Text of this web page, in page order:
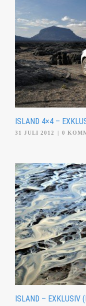
ISLAND 4×4 –
31 JULI 2012 | 0
ISLAND – EXKLUSIV